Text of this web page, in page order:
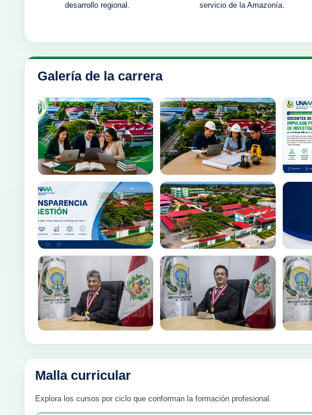
desarrollo regional.
servicio de la Amazonía.
Galería de la carrera
Malla curricular
Explora los cursos por ciclo que conforman la formación profesional.